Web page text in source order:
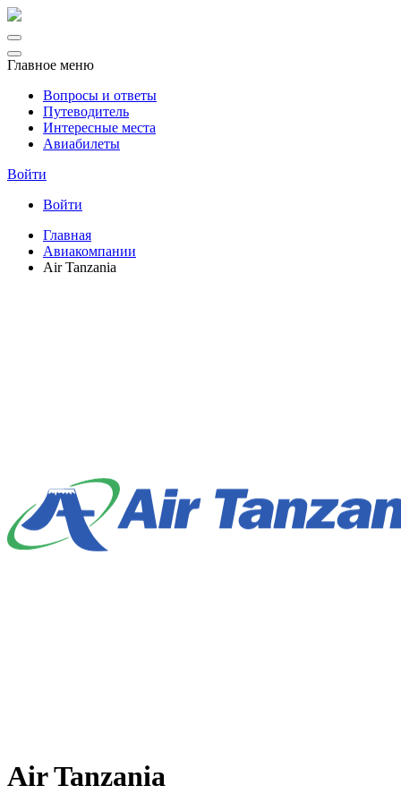
Главное меню
Вопросы и ответы
Путеводитель
Интересные места
Авиабилеты
Войти
Войти
Главная
Авиакомпании
Air Tanzania
Air Tanzania